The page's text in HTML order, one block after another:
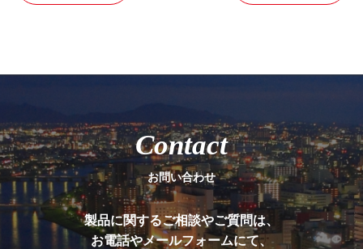
ー
ン
Contact
お問い合わせ
製品に関するご相談やご質問は、
お電話やメールフォームにて、